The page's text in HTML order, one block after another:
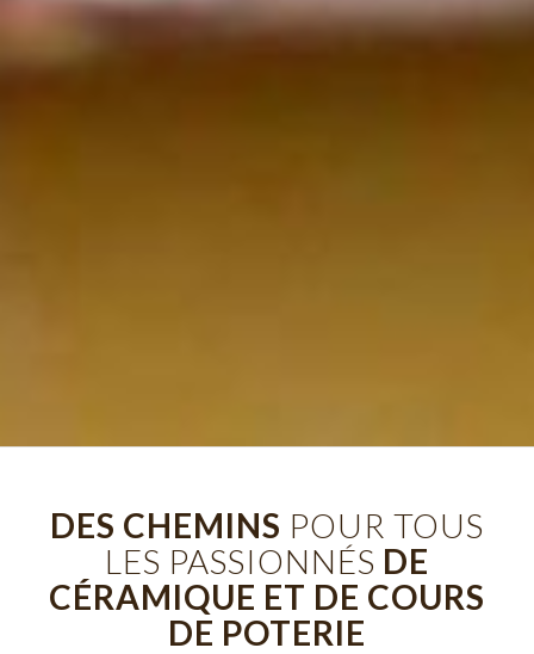
DES CHEMINS POUR TOUS
LES PASSIONNÉS DE
CÉRAMIQUE ET DE COURS
DE POTERIE